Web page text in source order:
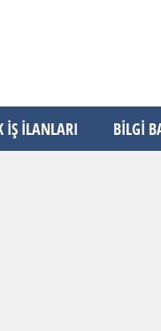
İŞ İLANLARI BİLGİ